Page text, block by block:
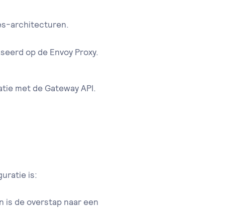
architecturen.
op de Envoy Proxy.
met de Gateway API.
is:
is de overstap naar een